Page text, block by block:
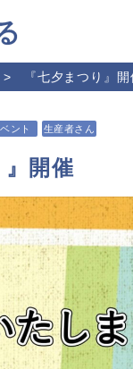
『七夕まつり』開
ント 生産者さん
』開催